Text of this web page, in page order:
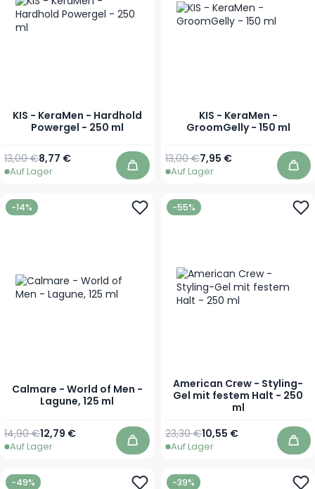
KIS - KeraMen - Hardhold
Powergel - 250 ml
Sonderpreis
8,77 €
Regulärer Preis
13,00 €
Auf Lager In den Warenkorb
KIS - KeraMen -
GroomGelly - 150 ml
Sonderpreis
7,95 €
Regulärer Preis
13,00 €
Auf Lager In
-14%
Calmare - World of Men -
Lagune, 125 ml
Sonderpreis
12,79 €
Regulärer Preis
14,90 €
Auf Lager In den Warenkorb
-55%
American Crew - Styling-
Gel mit festem Halt - 250
ml
Sonderpreis
10,55 €
Regulärer Preis
23,30 €
Auf Lager In
-49% -39%